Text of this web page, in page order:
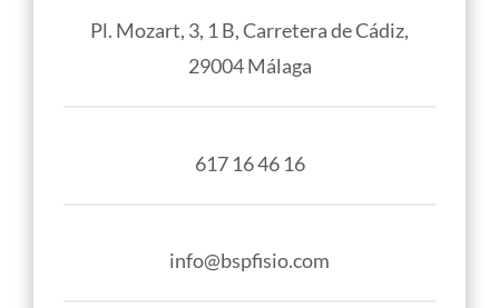
Pl. Mozart, 3, 1 B, Carretera de Cádiz,
29004 Málaga
617 16 46 16
info@bspfisio.com